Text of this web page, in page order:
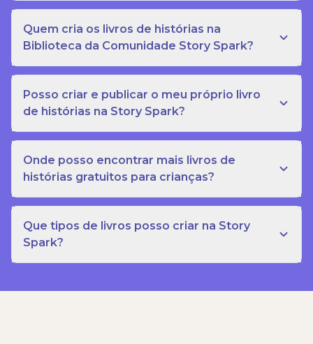
Quem cria os livros de histórias na
Biblioteca da Comunidade Story Spark?
Posso criar e publicar o meu próprio livro
de histórias na Story Spark?
Onde posso encontrar mais livros de
histórias gratuitos para crianças?
Que tipos de livros posso criar na Story
Spark?